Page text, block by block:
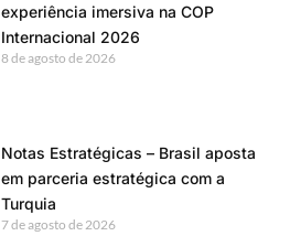
experiência imersiva na COP
Internacional 2026
8 de agosto de 2026
Notas Estratégicas – Brasil aposta
em parceria estratégica com a
Turquia
7 de agosto de 2026